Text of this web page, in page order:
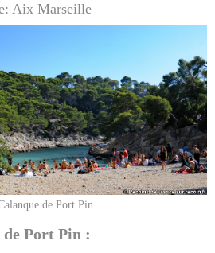
Aix Marseille
de Port Pin
de Port Pin :